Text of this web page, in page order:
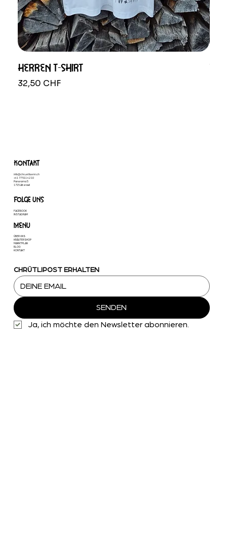
HERREN T-SHIRT
Preis
32,50 CHF
KONTAKT
info@chruetlisenn.ch
+41 77 511 42 10
Panorama 5
1715 Alterswil
FOLGE UNS
FACEBOOK
INSTAGRAM
MENU
ÜBER UNS
KRÄUTERSHOP
MARKTPLAN
BLOG
KONTAKT
CHRÜTLIPOST ERHALTEN
SENDEN
Ja, ich möchte den Newsletter abonnieren.